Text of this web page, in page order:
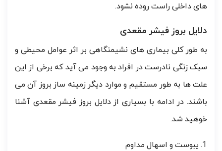
های داخلی راست روده نشود.
دلایل بروز فیشر مقعدی
به طور کلی بیماری های نشیمنگاهی بر اثر عوامل محیطی و
سبک زنگی نادرست در افراد به وجود می آید که برخی از این
علت ها به طور مستقیم و موارد دیگر زمینه ساز بروز آن می
باشند. در ادامه با بسیاری از دلایل بروز فیشر مقعدی آشنا
خوهید شد.
یبوست و اسهال مداوم